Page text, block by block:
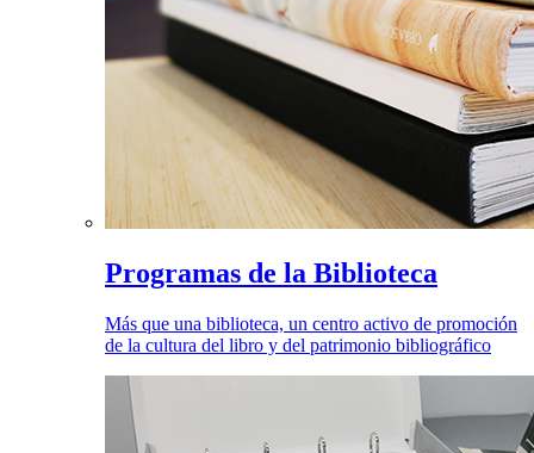
Programas de la Biblioteca
Más que una biblioteca, un centro activo de promoción
de la cultura del libro y del patrimonio bibliográfico